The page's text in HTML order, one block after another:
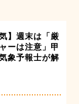
】週末は「厳
ーは注意」甲
象予報士が解